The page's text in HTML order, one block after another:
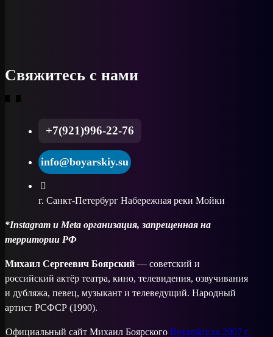
Свяжитесь с нами
+7(921)996-22-76
info@boyarskiy.su
г. Санкт-Петербург Набережная реки Мойки
*Instagram и Meta организация, запрещенная на
территории РФ
Михаил Сергеевич Боярский — советский и
российский актёр театра, кино, телевидения, озвучивания
и дубляжа, певец, музыкант и телеведущий. Народный
артист РСФСР (1990).
Официальный сайт Михаил БоярскогоBoyarskiy.su 2007 г.